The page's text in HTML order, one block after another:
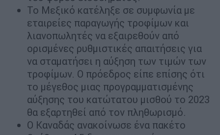
Το Μεξικό κατέληξε σε συμφωνία με
εταιρείες παραγωγής τροφίμων και
λιανοπωλητές να εξαιρεθούν από
ορισμένες ρυθμιστικές απαιτήσεις για
να σταματήσει η αύξηση των τιμών των
τροφίμων. Ο πρόεδρος είπε επίσης ότι
το μέγεθος μιας προγραμματισμένης
αύξησης του κατώτατου μισθού το 2023
θα εξαρτηθεί από τον πληθωρισμό.
Ο Καναδάς ανακοίνωσε ένα πακέτο